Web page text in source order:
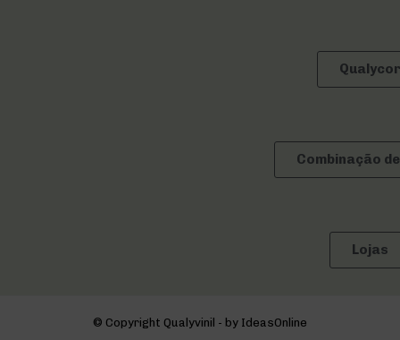
Qualycor
Combinação
Lojas
© Copyright Qualyvinil - by IdeasOnline